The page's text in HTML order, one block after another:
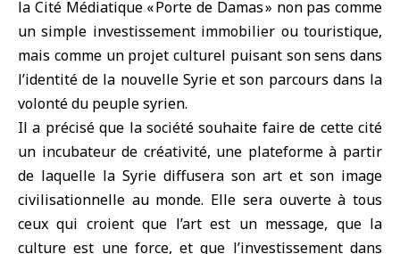
la Cité Médiatique « Porte de Damas » non pas comme
un simple investissement immobilier ou touristique,
mais comme un projet culturel puisant son sens dans
l’identité de la nouvelle Syrie et son parcours dans la
volonté du peuple syrien.
Il a précisé que la société souhaite faire de cette cité
un incubateur de créativité, une plateforme à partir
de laquelle la Syrie diffusera son art et son image
civilisationnelle au monde. Elle sera ouverte à tous
ceux qui croient que l’art est un message, que la
culture est une force, et que l’investissement dans